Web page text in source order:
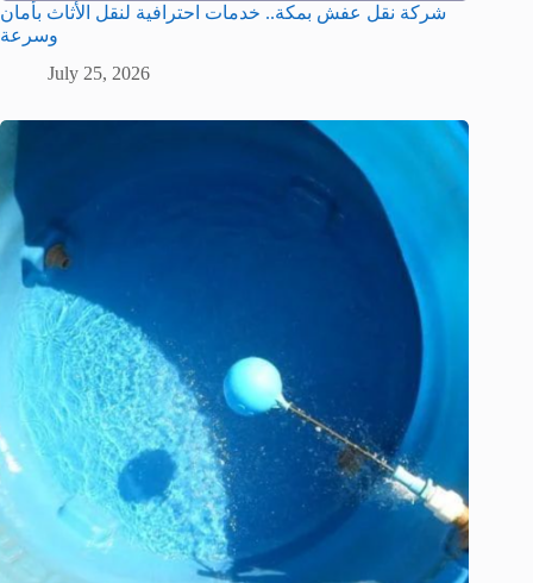
شركة نقل عفش بمكة.. خدمات احترافية لنقل الأثاث بأمان
وسرعة
July 25, 2026